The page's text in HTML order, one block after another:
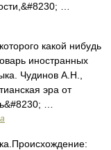
…
какой нибудь
иностранных
Чудинов А.Н.,
эра от
…